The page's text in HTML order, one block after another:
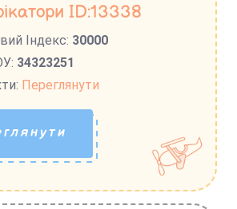
ID:13338
Індекс: 30000
34323251
Переглянути